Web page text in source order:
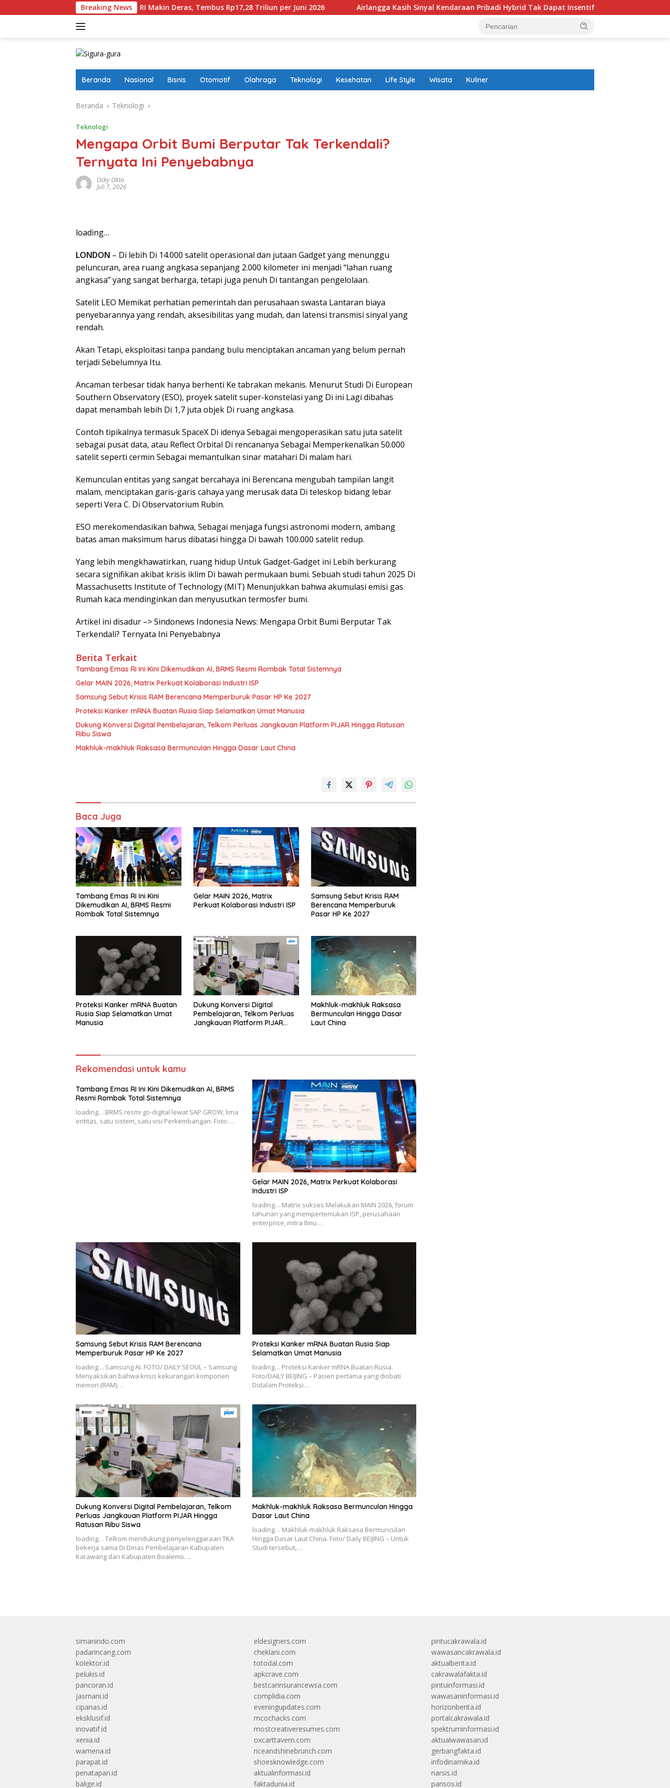
ke
Breaking News
Foreign Masuk Ke Pinjol RI Makin Deras, Tembus Rp17,28 Triliun per Juni 2026 Airlangga Kasih Sinyal Kendaraan Pribadi Hybrid Tak Dapat Insentif Ranking FIFA
Beranda Nasional Bisnis Otomotif Olahraga Teknologi Kesehatan Life Style Wisata Kuliner
Beranda Teknologi
Teknologi
Mengapa Orbit Bumi Berputar Tak Terkendali?
Ternyata Ini Penyebabnya
Ocky Okta
Juli 7, 2026
loading…
LONDON – Di lebih Di 14.000 satelit operasional dan jutaan Gadget yang menunggu
peluncuran, area ruang angkasa sepanjang 2.000 kilometer ini menjadi “lahan ruang
angkasa” yang sangat berharga, tetapi juga penuh Di tantangan pengelolaan.
Satelit LEO Memikat perhatian pemerintah dan perusahaan swasta Lantaran biaya
penyebarannya yang rendah, aksesibilitas yang mudah, dan latensi transmisi sinyal yang
rendah.
Akan Tetapi, eksploitasi tanpa pandang bulu menciptakan ancaman yang belum pernah
terjadi Sebelumnya Itu.
Ancaman terbesar tidak hanya berhenti Ke tabrakan mekanis. Menurut Studi Di European
Southern Observatory (ESO), proyek satelit super-konstelasi yang Di ini Lagi dibahas
dapat menambah lebih Di 1,7 juta objek Di ruang angkasa.
Contoh tipikalnya termasuk SpaceX Di idenya Sebagai mengoperasikan satu juta satelit
sebagai pusat data, atau Reflect Orbital Di rencananya Sebagai Memperkenalkan 50.000
satelit seperti cermin Sebagai memantulkan sinar matahari Di malam hari.
Kemunculan entitas yang sangat bercahaya ini Berencana mengubah tampilan langit
malam, menciptakan garis-garis cahaya yang merusak data Di teleskop bidang lebar
seperti Vera C. Di Observatorium Rubin.
ESO merekomendasikan bahwa, Sebagai menjaga fungsi astronomi modern, ambang
batas aman maksimum harus dibatasi hingga Di bawah 100.000 satelit redup.
Yang lebih mengkhawatirkan, ruang hidup Untuk Gadget-Gadget ini Lebih berkurang
secara signifikan akibat krisis iklim Di bawah permukaan bumi. Sebuah studi tahun 2025 Di
Massachusetts Institute of Technology (MIT) Menunjukkan bahwa akumulasi emisi gas
Rumah kaca mendinginkan dan menyusutkan termosfer bumi.
Artikel ini disadur –> Sindonews Indonesia News: Mengapa Orbit Bumi Berputar Tak
Terkendali? Ternyata Ini Penyebabnya
Berita Terkait
Tambang Emas RI Ini Kini Dikemudikan AI, BRMS Resmi Rombak Total Sistemnya
Gelar MAIN 2026, Matrix Perkuat Kolaborasi Industri ISP
Samsung Sebut Krisis RAM Berencana Memperburuk Pasar HP Ke 2027
Proteksi Kanker mRNA Buatan Rusia Siap Selamatkan Umat Manusia
Dukung Konversi Digital Pembelajaran, Telkom Perluas Jangkauan Platform PIJAR Hingga Ratusan
Ribu Siswa
Makhluk-makhluk Raksasa Bermunculan Hingga Dasar Laut China
Baca Juga
Tambang Emas RI Ini Kini
Dikemudikan AI, BRMS Resmi
Rombak Total Sistemnya
Gelar MAIN 2026, Matrix
Perkuat Kolaborasi Industri ISP
Samsung Sebut Krisis RAM
Berencana Memperburuk
Pasar HP Ke 2027
Proteksi Kanker mRNA Buatan
Rusia Siap Selamatkan Umat
Manusia
Dukung Konversi Digital
Pembelajaran, Telkom Perluas
Jangkauan Platform PIJAR
Makhluk-makhluk Raksasa
Bermunculan Hingga Dasar
Laut China
Rekomendasi untuk kamu
Tambang Emas RI Ini Kini Dikemudikan AI, BRMS
Resmi Rombak Total Sistemnya
loading… BRMS resmi go-digital lewat SAP GROW, lima
entitas, satu sistem, satu visi Perkembangan. Foto:…
Gelar MAIN 2026, Matrix Perkuat Kolaborasi
Industri ISP
loading… Matrix sukses Melakukan MAIN 2026, forum
tahunan yang mempertemukan ISP, perusahaan
enterprise, mitra Ilmu…
Samsung Sebut Krisis RAM Berencana
Memperburuk Pasar HP Ke 2027
loading… Samsung AI. FOTO/ DAILY SEOUL – Samsung
Menyaksikan bahwa krisis kekurangan komponen
memori (RAM)…
Proteksi Kanker mRNA Buatan Rusia Siap
Selamatkan Umat Manusia
loading… Proteksi Kanker mRNA Buatan Rusia.
Foto/DAILY BEIJING – Pasien pertama yang diobati
Didalam Proteksi…
Dukung Konversi Digital Pembelajaran, Telkom
Perluas Jangkauan Platform PIJAR Hingga
Ratusan Ribu Siswa
loading… Telkom mendukung penyelenggaraan TKA
bekerja sama Di Dinas Pembelajaran Kabupaten
Karawang dan Kabupaten Boalemo….
Makhluk-makhluk Raksasa Bermunculan Hingga
Dasar Laut China
loading… Makhluk-makhluk Raksasa Bermunculan
Hingga Dasar Laut China. Foto/ Daily BEIJING – Untuk
Studi tersebut,…
simanindo.com
padarincang.com
kolektor.id
pelukis.id
pancoran.id
jasmani.id
cipanas.id
eksklusif.id
inovatif.id
xenia.id
wamena.id
parapat.id
penatapan.id
balige.id
eldesigners.com
cheklani.com
totodal.com
apkcrave.com
bestcarinsurancewsa.com
complidia.com
eveningupdates.com
mcochacks.com
mostcreativeresumes.com
oxcarttavern.com
riceandshinebrunch.com
shoesknowledge.com
aktualinformasi.id
faktadunia.id
pintucakrawala.id
wawasancakrawala.id
aktualberita.id
cakrawalafakta.id
pintuinformasi.id
wawasaninformasi.id
horizonberita.id
portalcakrawala.id
spektruminformasi.id
aktualwawasan.id
gerbangfakta.id
infodinamika.id
narsis.id
pansos.id